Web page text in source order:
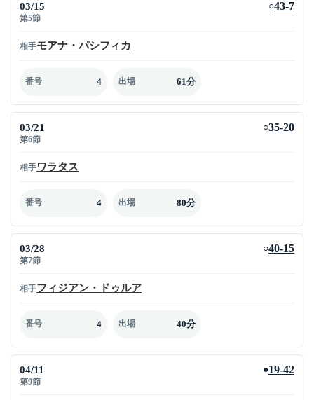
03/15
第5節
○43-7
相手モアナ・パシフィカ
番号 4 出場 61分
03/21
第6節
○35-20
相手ワラタス
番号 4 出場 80分
03/28
第7節
○40-15
相手フィジアン・ドゥルア
番号 4 出場 40分
04/11
第9節
●19-42